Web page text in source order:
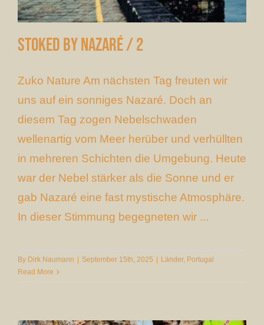
Stoked by Nazaré / 2
Zuko Nature Am nächsten Tag freuten wir
uns auf ein sonniges Nazaré. Doch an
diesem Tag zogen Nebelschwaden
wellenartig vom Meer herüber und verhüllten
in mehreren Schichten die Umgebung. Heute
war der Nebel stärker als die Sonne und er
gab Nazaré eine fast mystische Atmosphäre.
In dieser Stimmung begegneten wir ...
By Dirk Naumann September 15th, 2025 Länder, Portugal
Read More